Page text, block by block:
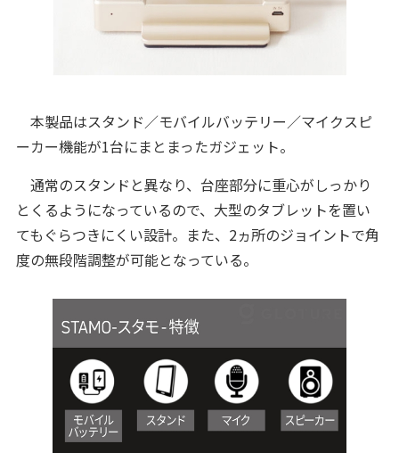
本製品はスタンド／モバイルバッテリー／マイクスピ
ーカー機能が1台にまとまったガジェット。
通常のスタンドと異なり、台座部分に重心がしっかり
とくるようになっているので、大型のタブレットを置い
てもぐらつきにくい設計。また、2ヵ所のジョイントで角
度の無段階調整が可能となっている。